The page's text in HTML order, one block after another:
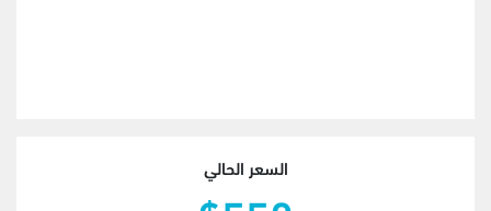
السعر الحالي